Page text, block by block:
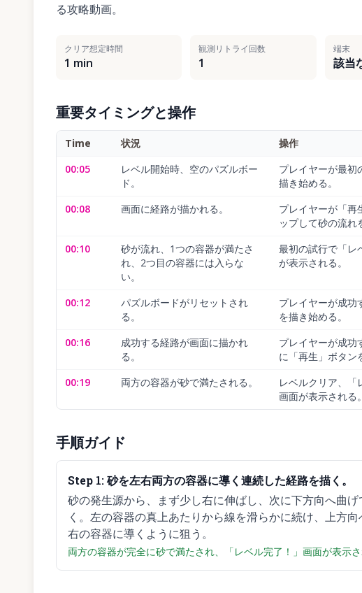
る攻略動画。
クリア想定時間
1 min
観測リトライ回数
1
端末
該当
重要タイミングと操作
Time 状況 操作
00:05
レベル開始時、空のパズルボー
ド。
プレイヤーが最初
描き始める。
00:08 画面に経路が描かれる。
プレイヤーが「再
ップして砂の流れ
00:10
砂が流れ、1つの容器が満たさ
れ、2つ目の容器には入らな
い。
最初の試行で「レ
が表示される。
00:12
パズルボードがリセットされ
る。
プレイヤーが成功
を描き始める。
00:16
成功する経路が画面に描かれ
る。
プレイヤーが成功
に「再生」ボタン
00:19 両方の容器が砂で満たされる。
レベルクリア、「
画面が表示される。
手順ガイド
Step 1:砂を左右両方の容器に導く連続した経路を描く。
砂の発生源から、まず少し右に伸ばし、次に下方向へ曲
く。左の容器の真上あたりから線を滑らかに続け、上方
右の容器に導くように狙う。
両方の容器が完全に砂で満たされ、「レベル完了！」画面が表示さ